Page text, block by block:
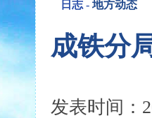
日志 - 地方动态
成铁分
发表时间：